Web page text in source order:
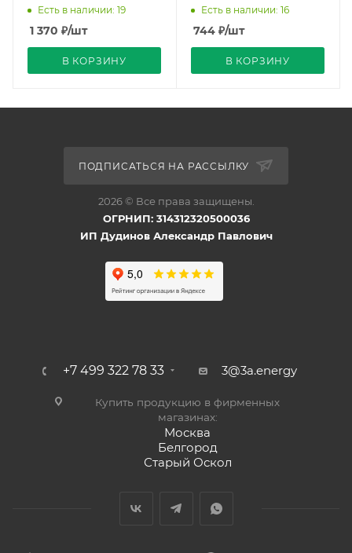
Кость IP20 10А 250В
Есть в наличии: 19
1 370 ₽/шт
В КОРЗИНУ
Серебряный IP20 10А
250В Werkel
Есть в наличии: 16
744 ₽/шт
В КОРЗИНУ
ПОДПИСАТЬСЯ НА РАССЫЛКУ
2026 © Все права защищены.
ОГРНИП: 314312320500036
ИП Дудинов Александр Павлович
+7 499 322 78 33 3@3a.energy
Купить продукцию в фирменных
магазинах:
Москва
Белгород
Старый Оскол